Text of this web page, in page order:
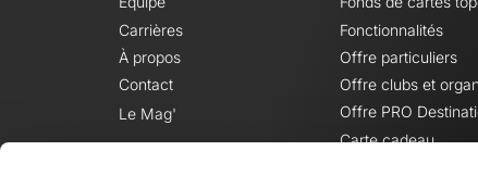
Carrières
À propos
Contact
Le Mag'
Fonctionnalités
Offre particuliers
Offre clubs et
Offre PRO
Carte cadeau